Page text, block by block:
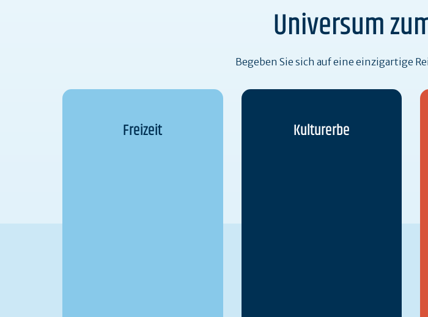
Universum
Begeben Sie sich auf eine einzigartige
Freizeit Kulturerbe